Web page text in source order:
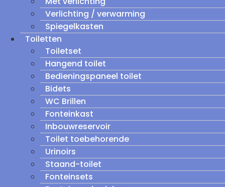
Verlichting / verwarming
Spiegelkasten
Toiletten
Toiletset
Hangend toilet
Bedieningspaneel toilet
Bidets
WC Brillen
Fonteinkast
Inbouwreservoir
Toilet toebehorende
Urinoirs
Staand-toilet
Fonteinsets